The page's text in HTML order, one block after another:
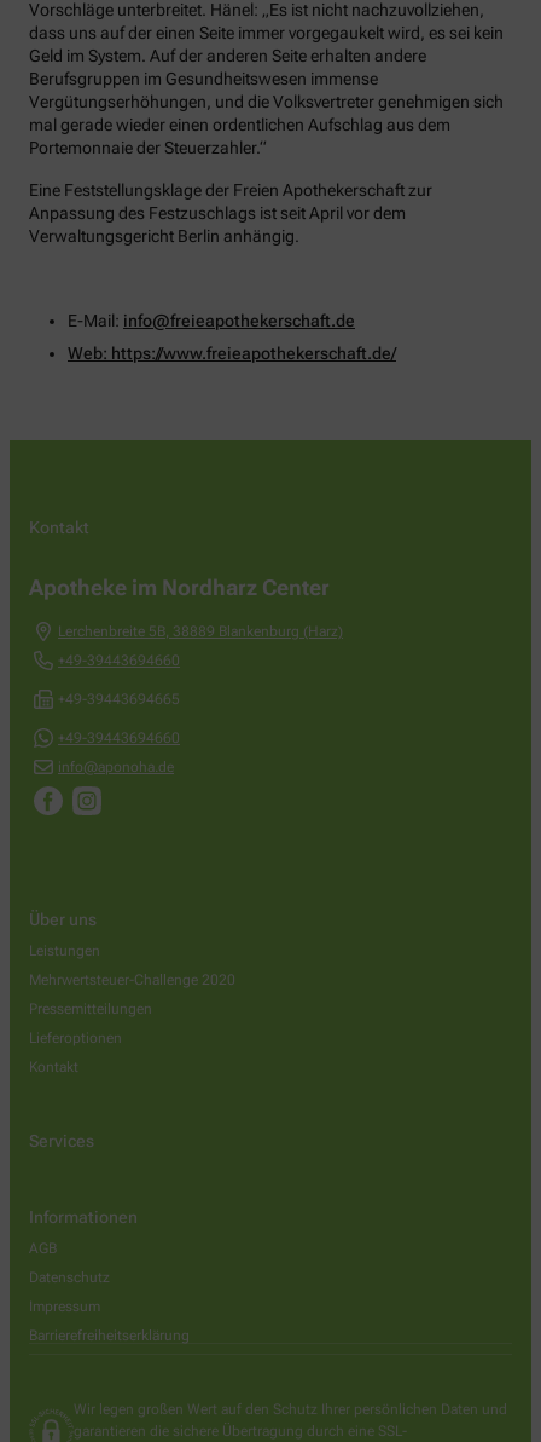
Vorschläge unterbreitet. Hänel: „Es ist nicht nachzuvollziehen,
dass uns auf der einen Seite immer vorgegaukelt wird, es sei kein
Geld im System. Auf der anderen Seite erhalten andere
Berufsgruppen im Gesundheitswesen immense
Vergütungserhöhungen, und die Volksvertreter genehmigen sich
mal gerade wieder einen ordentlichen Aufschlag aus dem
Portemonnaie der Steuerzahler.“
Eine Feststellungsklage der Freien Apothekerschaft zur
Anpassung des Festzuschlags ist seit April vor dem
Verwaltungsgericht Berlin anhängig.
E-Mail: info@freieapothekerschaft.de
Web: https://www.freieapothekerschaft.de/
Kontakt
Apotheke im Nordharz Center
Lerchenbreite 5B, 38889 Blankenburg (Harz)
+49-39443694660
+49-39443694665
+49-39443694660
info@aponoha.de
Über uns
Leistungen
Mehrwertsteuer-Challenge 2020
Pressemitteilungen
Lieferoptionen
Kontakt
Services
Informationen
AGB
Datenschutz
Impressum
Barrierefreiheitserklärung
Wir legen großen Wert auf den Schutz Ihrer persönlichen Daten und
garantieren die sichere Übertragung durch eine SSL-